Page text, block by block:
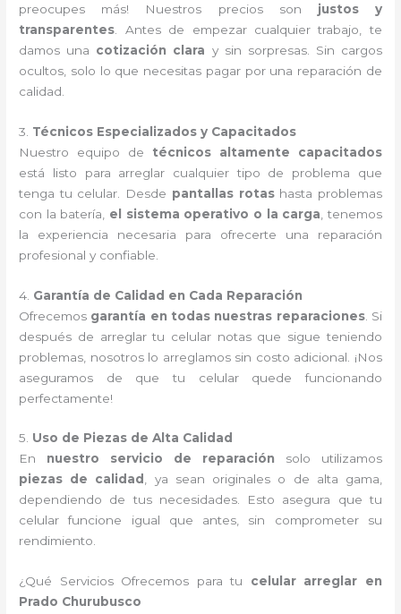
preocupes más! Nuestros precios son justos y
transparentes . Antes de empezar cualquier trabajo, te
damos una cotización clara y sin sorpresas. Sin cargos
ocultos, solo lo que necesitas pagar por una reparación de
calidad.
3. Técnicos Especializados y Capacitados
Nuestro equipo de técnicos altamente capacitados
está listo para arreglar cualquier tipo de problema que
tenga tu celular. Desde pantallas rotashasta problemas
con la batería, el sistema operativo o la carga , tenemos
la experiencia necesaria para ofrecerte una reparación
profesional y confiable.
4. Garantía de Calidad en Cada Reparación
Ofrecemos garantía en todas nuestras reparaciones. Si
después de arreglar tu celular notas que sigue teniendo
problemas, nosotros lo arreglamos sin costo adicional. ¡Nos
aseguramos de que tu celular quede funcionando
perfectamente!
5. Uso de Piezas de Alta Calidad
En nuestro servicio de reparación solo utilizamos
piezas de calidad , ya sean originales o de alta gama,
dependiendo de tus necesidades. Esto asegura que tu
celular funcione igual que antes, sin comprometer su
rendimiento.
¿Qué Servicios Ofrecemos para tu celular arreglar en
Prado Churubusco